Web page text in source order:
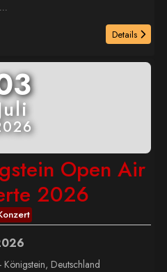
...
Details
Open Air
2026
- Königstein, Deutschland